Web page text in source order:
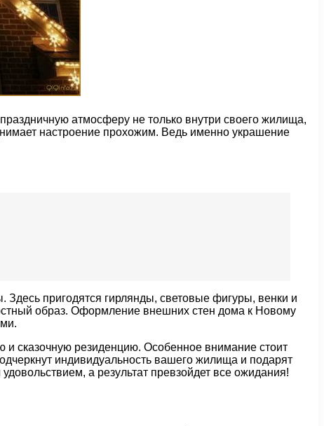
атмосферу не только внутри своего жилища,
настроение прохожим. Ведь именно украшение
пригодятся гирлянды, световые фигуры, венки и
образ. Оформление внешних стен дома к Новому
сказочную резиденцию. Особенное внимание стоит
индивидуальность вашего жилища и подарят
а результат превзойдет все ожидания!